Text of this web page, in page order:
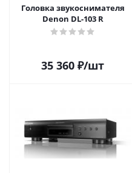
Головка звукоснимателя
Denon DL-103 R
35 360 ₽/шт